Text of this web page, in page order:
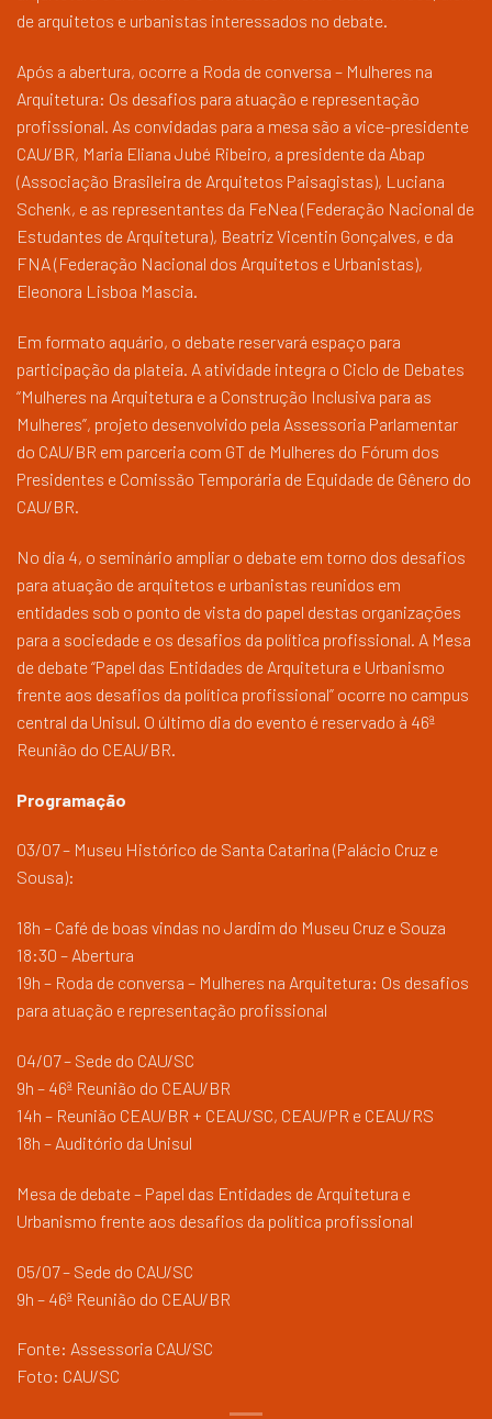
de arquitetos e urbanistas interessados no debate.
Após a abertura, ocorre a Roda de conversa – Mulheres na
Arquitetura: Os desafios para atuação e representação
profissional. As convidadas para a mesa são a vice-presidente
CAU/BR, Maria Eliana Jubé Ribeiro, a presidente da Abap
(Associação Brasileira de Arquitetos Paisagistas), Luciana
Schenk, e as representantes da FeNea (Federação Nacional de
Estudantes de Arquitetura), Beatriz Vicentin Gonçalves, e da
FNA (Federação Nacional dos Arquitetos e Urbanistas),
Eleonora Lisboa Mascia.
Em formato aquário, o debate reservará espaço para
participação da plateia. A atividade integra o Ciclo de Debates
“Mulheres na Arquitetura e a Construção Inclusiva para as
Mulheres”, projeto desenvolvido pela Assessoria Parlamentar
do CAU/BR em parceria com GT de Mulheres do Fórum dos
Presidentes e Comissão Temporária de Equidade de Gênero do
CAU/BR.
No dia 4, o seminário ampliar o debate em torno dos desafios
para atuação de arquitetos e urbanistas reunidos em
entidades sob o ponto de vista do papel destas organizações
para a sociedade e os desafios da política profissional. A Mesa
de debate “Papel das Entidades de Arquitetura e Urbanismo
frente aos desafios da política profissional” ocorre no campus
central da Unisul. O último dia do evento é reservado à 46ª
Reunião do CEAU/BR.
Programação
03/07 – Museu Histórico de Santa Catarina (Palácio Cruz e
Sousa):
18h – Café de boas vindas no Jardim do Museu Cruz e Souza
18:30 – Abertura
19h – Roda de conversa – Mulheres na Arquitetura: Os desafios
para atuação e representação profissional
04/07 – Sede do CAU/SC
9h – 46ª Reunião do CEAU/BR
14h – Reunião CEAU/BR + CEAU/SC, CEAU/PR e CEAU/RS
18h – Auditório da Unisul
Mesa de debate – Papel das Entidades de Arquitetura e
Urbanismo frente aos desafios da política profissional
05/07 – Sede do CAU/SC
9h – 46ª Reunião do CEAU/BR
Fonte: Assessoria CAU/SC
Foto: CAU/SC